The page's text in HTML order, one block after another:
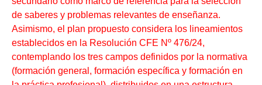
de saberes y problemas relevantes de enseñanza.
Asimismo, el plan propuesto considera los lineamientos
establecidos en la Resolución CFE Nº 476/24,
contemplando los tres campos definidos por la normativa
(formación general, formación específica y formación en